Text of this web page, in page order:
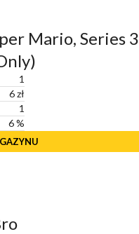
Mario, Series 3
1
6 zł
1
6%